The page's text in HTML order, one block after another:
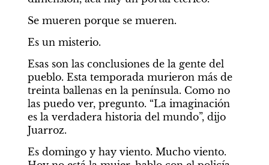
Se mueren porque se mueren.
Es un misterio.
Esas son las conclusiones de la gente del
pueblo. Esta temporada murieron más de
treinta ballenas en la península. Como no
las puedo ver, pregunto. “La imaginación
es la verdadera historia del mundo”, dijo
Juarroz.
Es domingo y hay viento. Mucho viento.